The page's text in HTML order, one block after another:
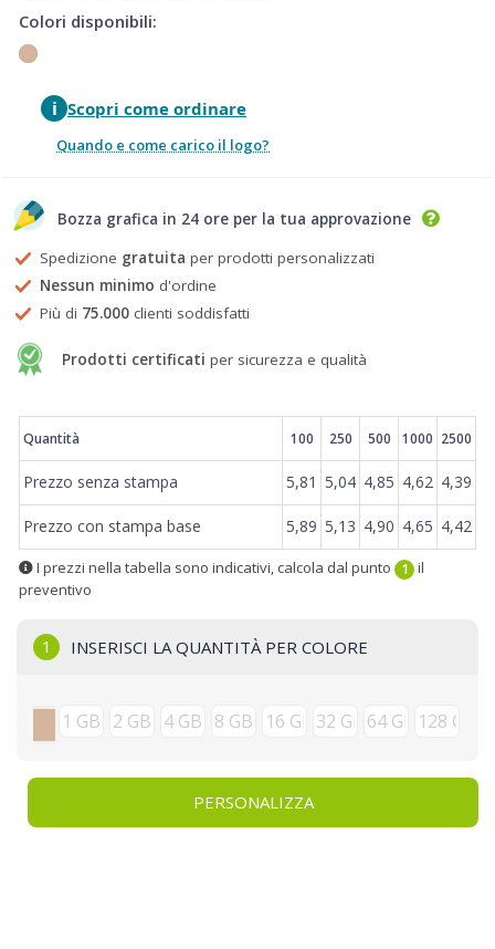
Colori disponibili:
i Scopri come ordinare
Quando e come carico il logo?
Bozza grafica in 24 ore per la tua approvazione
Spedizione gratuita per prodotti personalizzati
Nessun minimo d'ordine
Più di 75.000 clienti soddisfatti
Prodotti certificati per sicurezza e qualità
Prezzi
Quantità 100 250 500 1000 2500
Prezzo senza stampa 5,81 5,04 4,85 4,62 4,39
Prezzo con stampa base 5,89 5,13 4,90 4,65 4,42
I prezzi nella tabella sono indicativi, calcola dal punto 1 il
preventivo
1 INSERISCI LA QUANTITÀ PER COLORE
PERSONALIZZA